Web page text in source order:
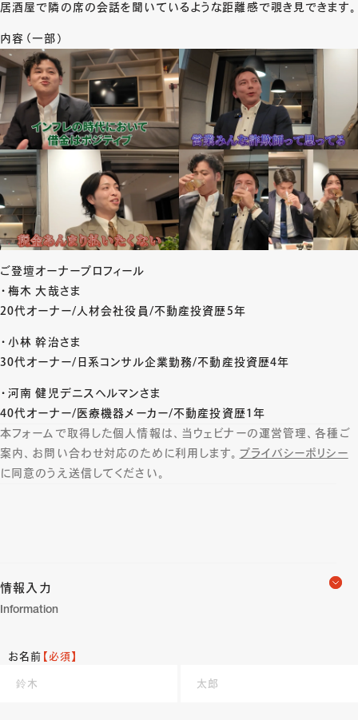
居酒屋で隣の席の会話を聞いているような距離感で覗き見できます。
内容（一部）
ご登壇オーナープロフィール
・梅木 大哉さま
20代オーナー/人材会社役員/不動産投資歴5年
・小林 幹治さま
30代オーナー/日系コンサル企業勤務/不動産投資歴4年
・河南 健児デニスヘルマンさま
40代オーナー/医療機器メーカー/不動産投資歴1年
本フォームで取得した個人情報は、当ウェビナーの運営管理、各種ご
案内、お問い合わせ対応のために利用します。 プライバシーポリシー
に同意のうえ送信してください。
情報入力
Information
お名前 【必須】